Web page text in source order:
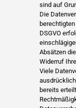
sind auf
Die
DSGVO
Absätzen
Widerruf
Viele
bereits